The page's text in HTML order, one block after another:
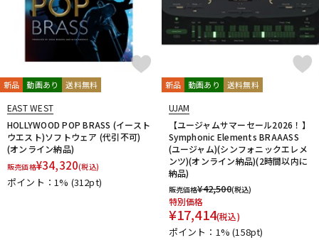
新品 動画あり 送料無料
EAST WEST
HOLLYWOOD POP BRASS (イースト
ウエスト)ソフトウェア (代引不可)
(オンライン納品)
販売価格¥34,320(税込)
ポイント：1% (312pt)
新品 動画あり 送料無料
UJAM
【ユージャムサマーセール2026！】
Symphonic Elements BRAAASS
(ユージャム)(シンフォニックエレメ
ンツ)(オンライン納品)(2時間以内に
納品)
販売価格¥42,500(税込)
特別価格
¥17,414(税込)
ポイント：1%(158pt)